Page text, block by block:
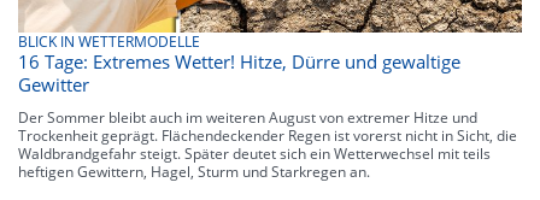
BLICK IN WETTERMODELLE
16 Tage: Extremes Wetter! Hitze, Dürre und gewaltige
Gewitter
Der Sommer bleibt auch im weiteren August von extremer Hitze und
Trockenheit geprägt. Flächendeckender Regen ist vorerst nicht in Sicht, die
Waldbrandgefahr steigt. Später deutet sich ein Wetterwechsel mit teils
heftigen Gewittern, Hagel, Sturm und Starkregen an.